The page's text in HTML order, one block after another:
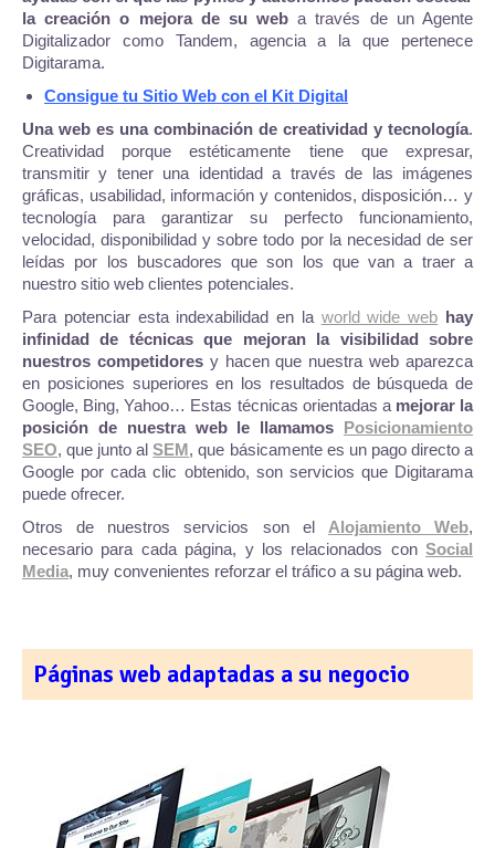
la creación o mejora de su web a través de un Agente
Digitalizador como Tandem, agencia a la que pertenece
Digitarama.
Consigue tu Sitio Web con el Kit Digital
Una web es una combinación de creatividad y tecnología.
Creatividad porque estéticamente tiene que expresar,
transmitir y tener una identidad a través de las imágenes
gráficas, usabilidad, información y contenidos, disposición… y
tecnología para garantizar su perfecto funcionamiento,
velocidad, disponibilidad y sobre todo por la necesidad de ser
leídas por los buscadores que son los que van a traer a
nuestro sitio web clientes potenciales.
Para potenciar esta indexabilidad en la world wide web hay
infinidad de técnicas que mejoran la visibilidad sobre
nuestros competidoresy hacen que nuestra web aparezca
en posiciones superiores en los resultados de búsqueda de
Google, Bing, Yahoo… Estas técnicas orientadas a mejorar la
posición de nuestra web le llamamos Posicionamiento
SEO, que junto alSEM, que básicamente es un pago directo a
Google por cada clic obtenido, son servicios que Digitarama
puede ofrecer.
Otros de nuestros servicios son el Alojamiento Web,
necesario para cada página, y los relacionados con Social
Media, muy convenientes reforzar el tráfico a su página web.
Páginas web adaptadas a su negocio